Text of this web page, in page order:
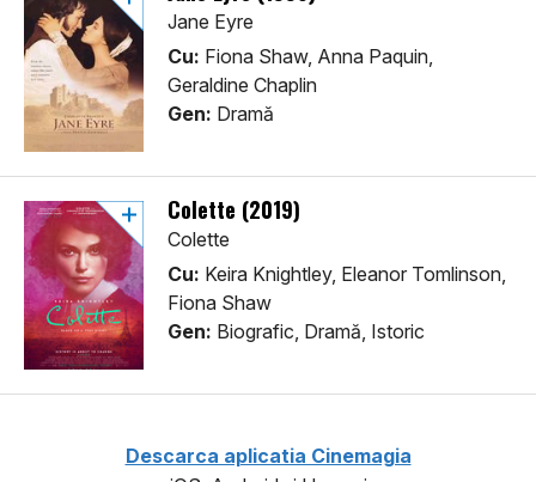
Jane Eyre
Cu: Fiona Shaw, Anna Paquin,
Geraldine Chaplin
Gen: Dramă
Colette (2019)
Colette
Cu: Keira Knightley, Eleanor Tomlinson,
Fiona Shaw
Gen: Biografic, Dramă, Istoric
Descarca aplicatia Cinemagia